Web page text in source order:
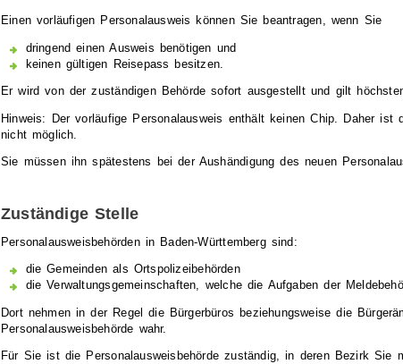
Einen vorläufigen Personalausweis können Sie beantragen, wenn Sie
dringend einen Ausweis benötigen und
keinen gültigen Reisepass besitzen.
Er wird von der zuständigen Behörde sofort ausgestellt und gilt
Hinweis: Der vorläufige Personalausweis enthält keinen Chip. Daher ist
nicht möglich.
Sie müssen ihn spätestens bei der Aushändigung des neuen
Zuständige Stelle
Personalausweisbehörden in Baden-Württemberg sind:
die Gemeinden als Ortspolizeibehörden
die Verwaltungsgemeinschaften, welche die Aufgaben der
Dort nehmen in der Regel die Bürgerbüros beziehungsweise die
Personalausweisbehörde wahr.
Für Sie ist die Personalausweisbehörde zuständig, in deren Bezirk Sie